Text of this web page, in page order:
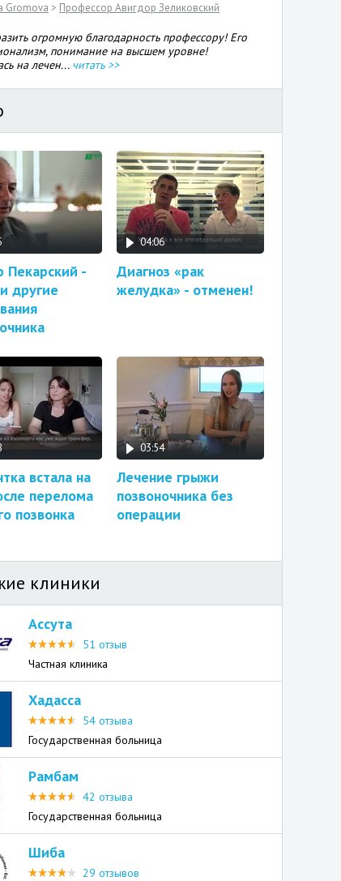
Gromova > Профессор Авигдор Зеликовский
огромную благодарность профессору! Его
понимание на высшем уровне!
на лечен... читать >>
Пекарский -
другие
04:06
Диагноз «рак
желудка» - отменен!
встала на
перелома
позвонка
03:54
Лечение грыжи
позвоночника без
операции
клиники
Ассута
51 отзыв
Частная клиника
Хадасса
54 отзыва
Государственная больница
Рамбам
42 отзыва
Государственная больница
Шиба
29 отзывов